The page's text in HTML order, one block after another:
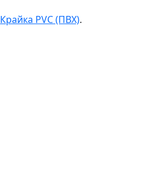
Крайка PVC (ПВХ).